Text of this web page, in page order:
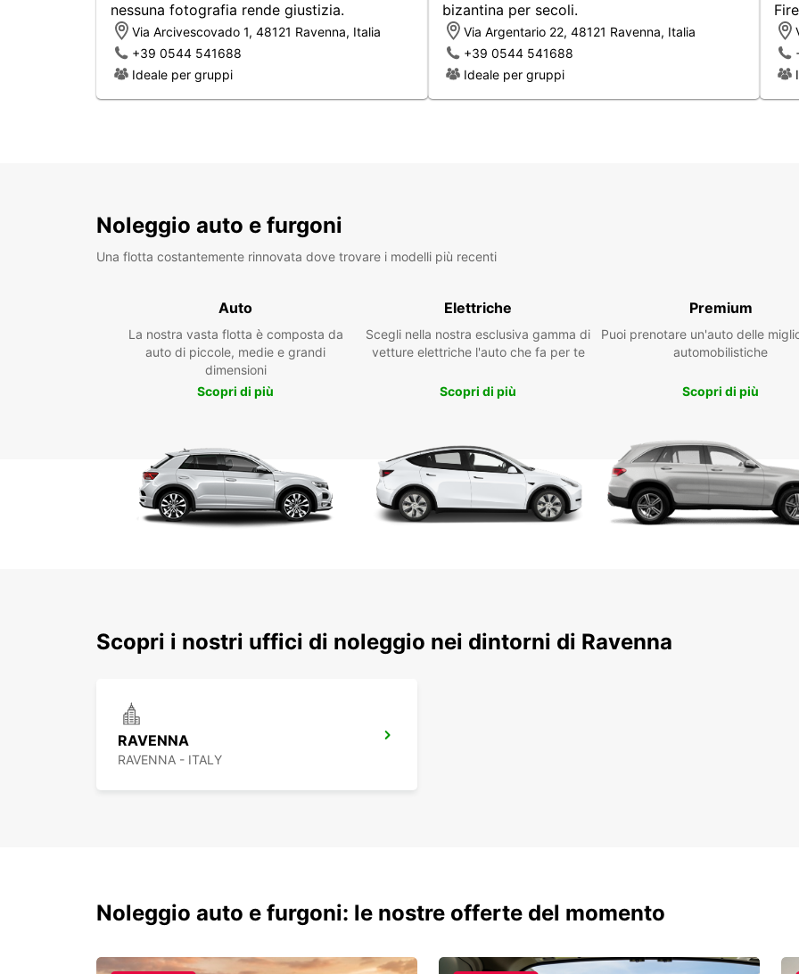
La
nessuna fotografia rende giustizia.
Via Arcivescovado 1, 48121 Ravenna, Italia
+39 0544 541688
Ideale per gruppi
bizantina per secoli.
Via Argentario 22, 48121 Ravenna, Italia
+39 0544 541688
Ideale per gruppi
Noleggio auto e furgoni
Una flotta costantemente rinnovata dove trovare i modelli più recenti
Auto
La nostra vasta flotta è composta da
auto di piccole, medie e grandi
dimensioni
Scopri di più
Elettriche
Scegli nella nostra esclusiva gamma di
vetture elettriche l'auto che fa per te
Scopri di più
Premium
Puoi prenotare un'auto delle
automobilistiche
Scopri di più
Scopri i nostri uffici di noleggio nei dintorni di Ravenna
RAVENNA
RAVENNA - ITALY
Noleggio auto e furgoni: le nostre offerte del momento